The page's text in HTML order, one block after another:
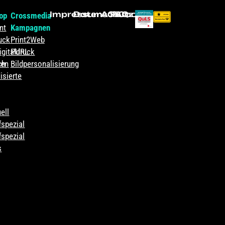
Crossmedia
Kampagnen
Print2Web
PURL
Bildpersonalisierung
Impressum
Datenschutz
AGB
FAQCookies